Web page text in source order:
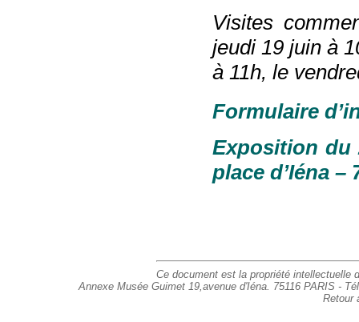
Visites
jeudi 19 juin à
à 11h, le
Formulaire
Exposition du
place d’Iéna –
Ce document est la propriété intellectuelle
Annexe Musée Guimet 19,avenue d'Iéna. 75116 PARIS -
Retour